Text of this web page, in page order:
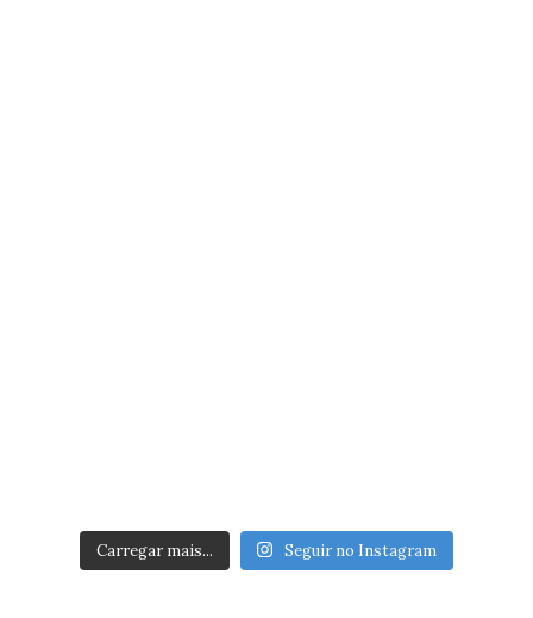
Carregar mais... Seguir no Instagram